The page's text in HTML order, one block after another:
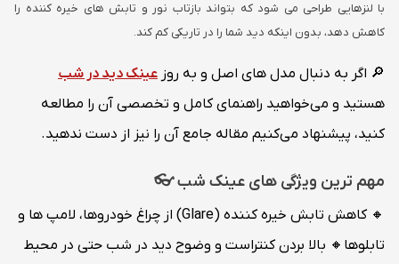
با لنزهایی طراحی می شود که بتواند بازتاب نور و تابش های خیره کننده را
کاهش دهد، بدون اینکه دید شما را در تاریکی کم کند.
🔎 اگر به دنبال مدل های اصل و به روز عینک دید در شب
هستید و می‌خواهید راهنمای کامل و تخصصی آن را مطالعه
کنید، پیشنهاد می‌کنیم مقاله جامع آن را نیز از دست ندهید.
مهم ترین ویژگی های عینک شب 👓
🔸 کاهش تابش خیره کننده (Glare) از چراغ خودروها، لامپ ها و
تابلوها🔸 بالا بردن کنتراست و وضوح دید در شب حتی در محیط